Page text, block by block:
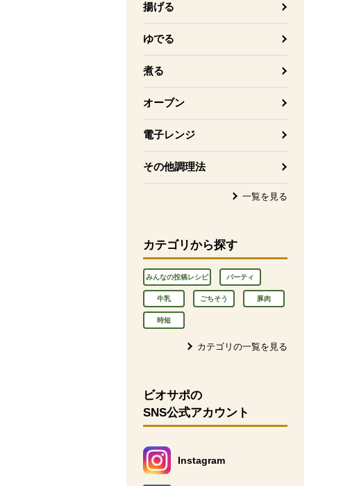
揚げる
ゆでる
煮る
オーブン
電子レンジ
その他調理法
一覧を見る
カテゴリから探す
みんなの投稿レシピ パーティ
牛乳 ごちそう 豚肉
時短
カテゴリの一覧を見る
ビオサポの
SNS公式アカウント
Instagram
別のウィンドウで開きます。